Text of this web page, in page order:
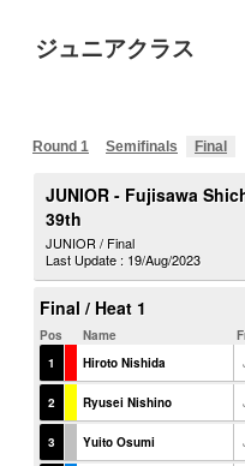
ジュニアクラス
Round 1 Semifinals Final